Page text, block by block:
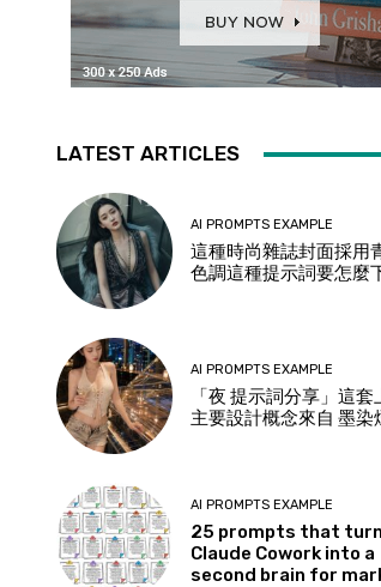
LATEST ARTICLES
AI PROMPTS EXAMPLE
這種時尚雜誌封面採用
色調這種提示詞要怎麼
AI PROMPTS EXAMPLE
「夜 提示詞分享」這套
主要設計概念來自 墨染
AI PROMPTS EXAMPLE
25 prompts that turn
Claude Cowork into a
second brain for